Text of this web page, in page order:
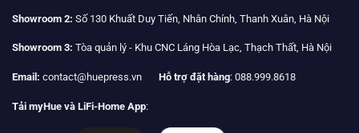
Showroom 2: Số 130 Khuất Duy Tiến, Nhân Chính, Thanh Xuân, Hà Nội
Showroom 3: Tòa quản lý - Khu CNC Láng Hòa Lạc, Thạch Thất, Hà Nội
Email: contact@huepress.vn Hỗ trợ đặt hàng: 088.999.8618
Tải myHue và LiFi-Home App: